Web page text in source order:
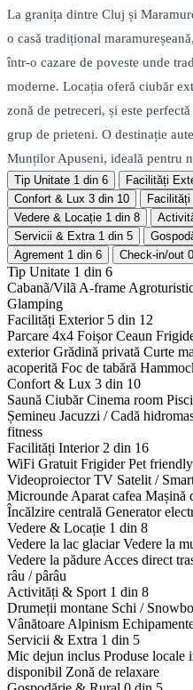
La granița dintre Cluj și
o casă tradițional
într-o cazare de poveste unde
moderne. Locația oferă ciubăr
zonă de petreceri, și este
grup de prieteni. O destinație
Munților Apuseni, ideală pentru
Tip Unitate 1 din 6 Facilități
Confort & Lux 3 din 10
Vedere & Locație 1 din 8
Servicii & Extra 1 din 5
Agrement 1 din 6 Check-in/out
Tip Unitate 1 din 6
Cabanã/Vilã A-frame
Glamping
Facilități Exterior 5 din 12
Parcare 4x4 Foișor Ceaun
exterior Grădină privată Curte
acoperită Foc de tabără
Confort & Lux 3 din 10
Saună Ciubăr Cinema room
Șemineu Jacuzzi / Cadă
fitness
Facilități Interior 2 din 16
WiFi Gratuit Frigider Pet friendly
Videoproiector TV Satelit /
Microunde Aparat cafea Mașină
Încălzire centrală Generator
Vedere & Locație 1 din 8
Vedere la lac glaciar Vedere la
Vedere la pădure Acces direct
râu / pârâu
Activități & Sport 1 din 8
Drumeții montane Schi /
Vânătoare Alpinism
Servicii & Extra 1 din 5
Mic dejun inclus Produse locale
disponibil Zonă de relaxare